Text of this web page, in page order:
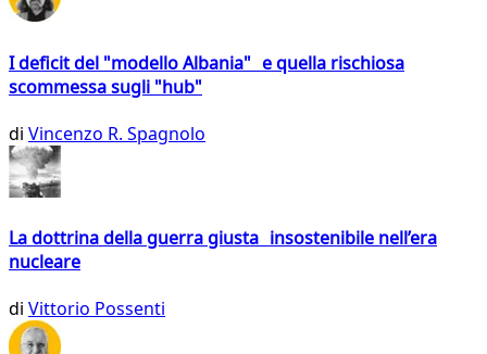
I deficit del "modello Albania" e quella rischiosa
scommessa sugli "hub"
di Vincenzo R. Spagnolo
La dottrina della guerra giusta insostenibile nell’era
nucleare
di Vittorio Possenti